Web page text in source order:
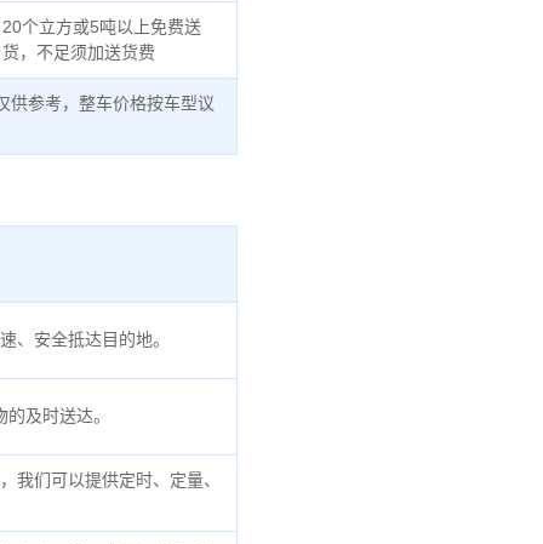
20个立方或5吨以上免费送
货，不足须加送货费
供参考，整车价格按车型议
、安全抵达目的地。
及时送达。
我们可以提供定时、定量、